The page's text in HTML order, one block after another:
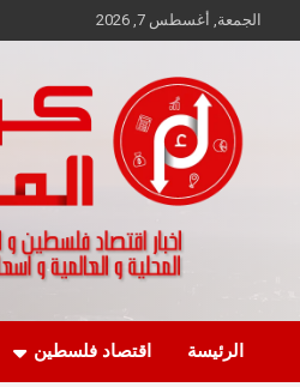
to
الجمعة, أغسطس 7, 2026
كواليس
الرئيسة اقتصاد فلسطين